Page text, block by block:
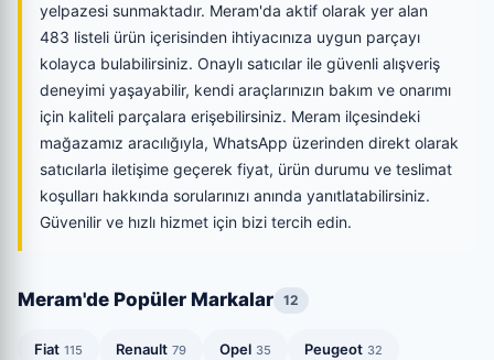
yelpazesi sunmaktadır. Meram'da aktif olarak yer alan
483 listeli ürün içerisinden ihtiyacınıza uygun parçayı
kolayca bulabilirsiniz. Onaylı satıcılar ile güvenli alışveriş
deneyimi yaşayabilir, kendi araçlarınızın bakım ve onarımı
için kaliteli parçalara erişebilirsiniz. Meram ilçesindeki
mağazamız aracılığıyla, WhatsApp üzerinden direkt olarak
satıcılarla iletişime geçerek fiyat, ürün durumu ve teslimat
koşulları hakkında sorularınızı anında yanıtlatabilirsiniz.
Güvenilir ve hızlı hizmet için bizi tercih edin.
Meram'de Popüler Markalar 12
Fiat 115 Renault 79 Opel 35 Peugeot 32